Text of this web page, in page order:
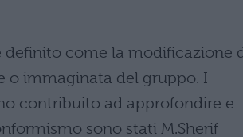
definito come la modificazione
o immaginata del gruppo. I
contribuito ad approfondire e
sono stati M.Sherif